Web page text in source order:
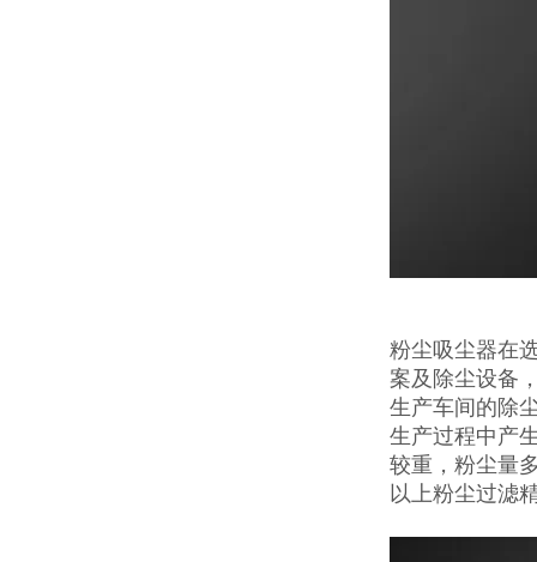
粉尘吸尘器在
案及除尘设备
生产车间的除
生产过程中产
较重，粉尘量
以上粉尘过滤